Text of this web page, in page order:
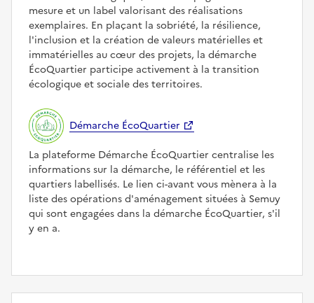
mesure et un label valorisant des réalisations
exemplaires. En plaçant la sobriété, la résilience,
l'inclusion et la création de valeurs matérielles et
immatérielles au cœur des projets, la démarche
ÉcoQuartier participe activement à la transition
écologique et sociale des territoires.
Démarche ÉcoQuartier
La plateforme Démarche ÉcoQuartier centralise les
informations sur la démarche, le référentiel et les
quartiers labellisés. Le lien ci-avant vous mènera à la
liste des opérations d'aménagement situées à Semuy
qui sont engagées dans la démarche ÉcoQuartier, s'il
y en a.